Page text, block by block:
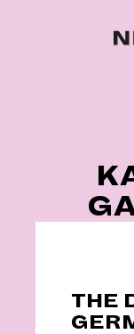
THE